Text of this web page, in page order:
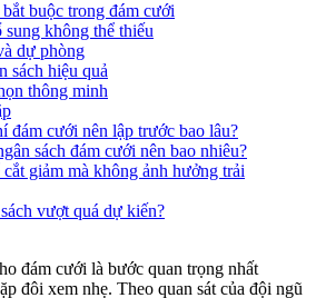
buộc trong đám cưới
không thể thiếu
dự phòng
sách hiệu quả
thông minh
đám cưới nên lập trước bao lâu?
sách đám cưới nên bao nhiêu?
giảm mà không ảnh hưởng trải
vượt quá dự kiến?
đám cưới là bước quan trọng nhất
đôi xem nhẹ. Theo quan sát của đội ngũ